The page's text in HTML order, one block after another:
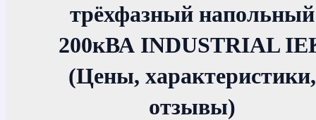
трёхфазный напольный
200кВА INDUSTRIAL
(Цены, характеристики,
отзывы)